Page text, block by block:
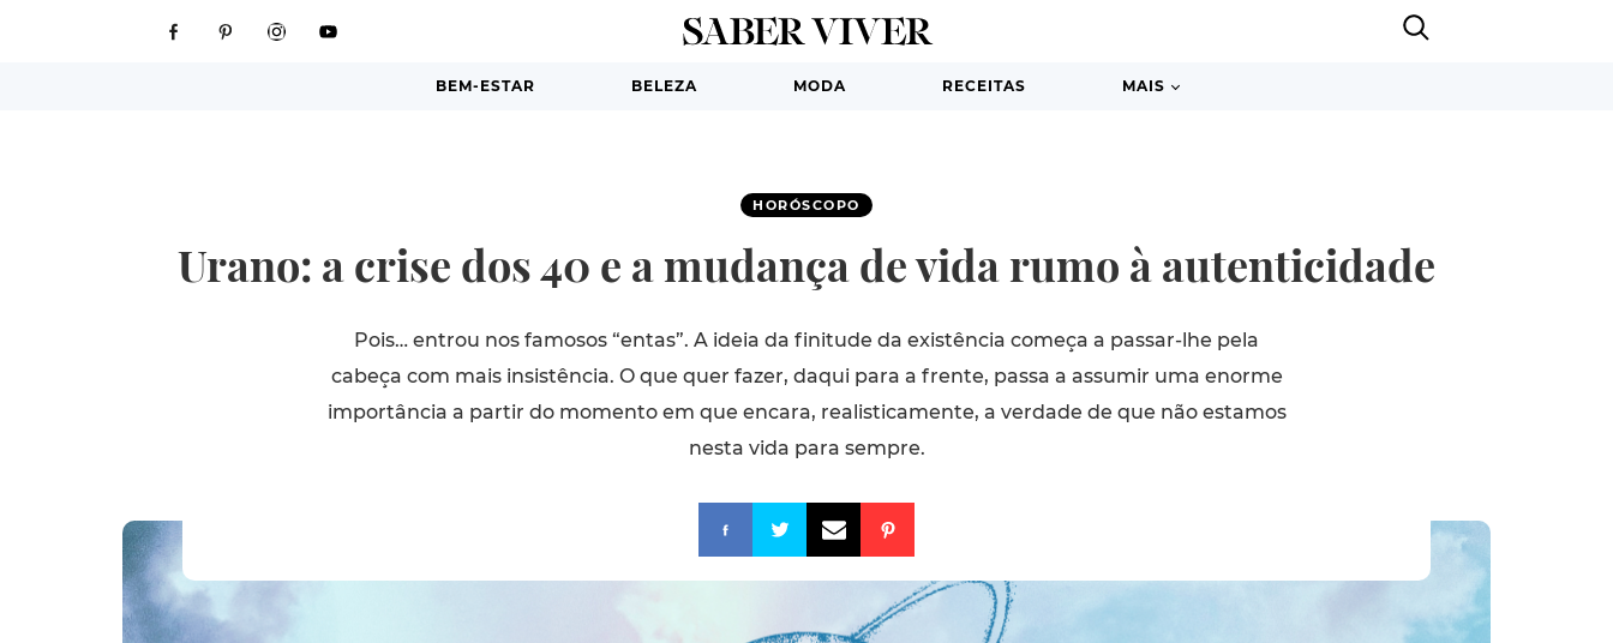
BEM-ESTAR BELEZA MODA RECEITAS MAIS
HORÓSCOPO
Urano: a crise dos 40 e a mudança de vida rumo à autenticidade
Pois… entrou nos famosos “entas”. A ideia da finitude da existência começa a passar-lhe pela
cabeça com mais insistência. O que quer fazer, daqui para a frente, passa a assumir uma enorme
importância a partir do momento em que encara, realisticamente, a verdade de que não estamos
nesta vida para sempre.